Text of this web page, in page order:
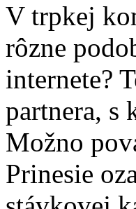
V trpkej
rôzne
internete?
partnera, s
Možno
Prinesie